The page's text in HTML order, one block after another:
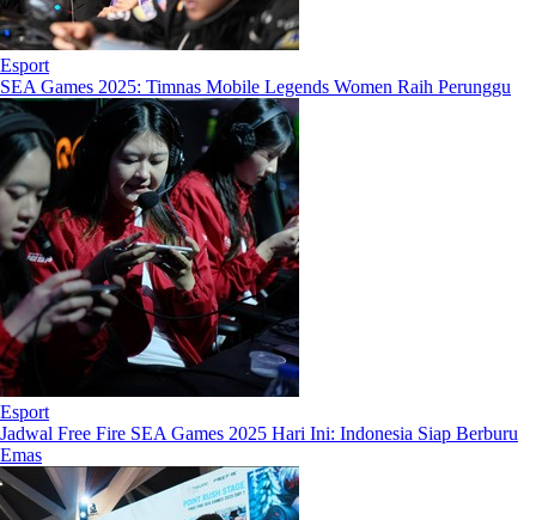
Esport
SEA Games 2025: Timnas Mobile Legends Women Raih Perunggu
Esport
Jadwal Free Fire SEA Games 2025 Hari Ini: Indonesia Siap Berburu
Emas